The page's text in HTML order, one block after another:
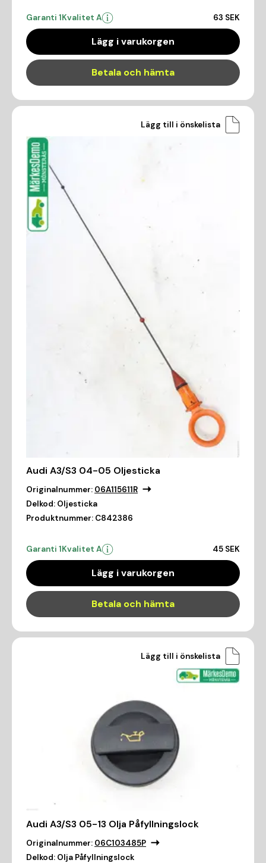
Garanti 1Kvalitet A 63 SEK
Lägg i varukorgen
Betala och hämta
Lägg till i önskelista
Audi A3/S3 04-05 Oljesticka
Originalnummer: 06A115611R
Delkod: Oljesticka
Produktnummer: C842386
Garanti 1Kvalitet A 45 SEK
Lägg i varukorgen
Betala och hämta
Lägg till i önskelista
Audi A3/S3 05-13 Olja Påfyllningslock
Originalnummer: 06C103485P
Delkod: Olja Påfyllningslock